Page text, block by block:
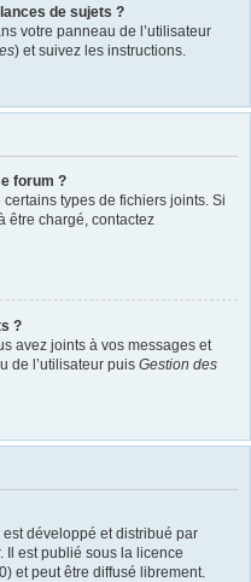
de sujets ?
votre panneau de l’utilisateur
) et suivez les instructions.
forum ?
types de fichiers joints. Si
être chargé, contactez
?
avez joints à vos messages et
de l’utilisateur puis Gestion des
développé et distribué par
Il est publié sous la licence
et peut être diffusé librement.